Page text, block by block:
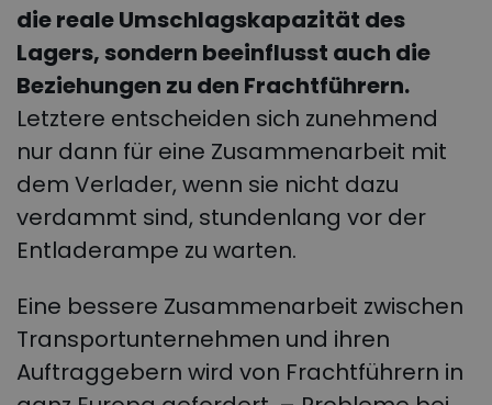
die reale Umschlagskapazität des
Lagers, sondern beeinflusst auch die
Beziehungen zu den Frachtführern.
Letztere entscheiden sich zunehmend
nur dann für eine Zusammenarbeit mit
dem Verlader, wenn sie nicht dazu
verdammt sind, stundenlang vor der
Entladerampe zu warten.
Eine bessere Zusammenarbeit zwischen
Transportunternehmen und ihren
Auftraggebern wird von Frachtführern in